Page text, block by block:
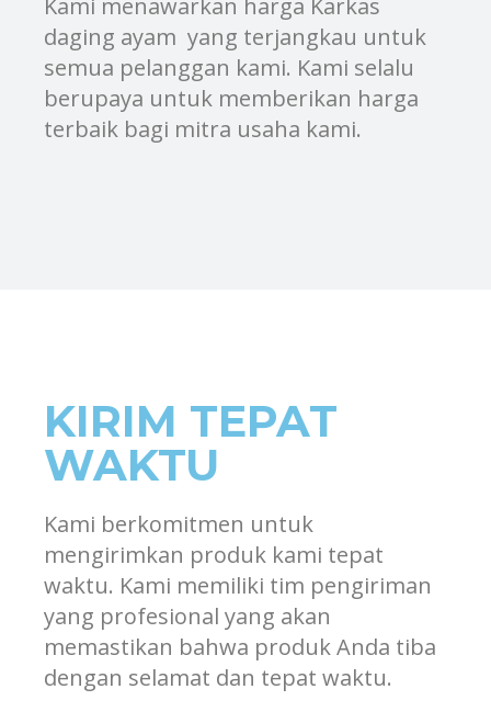
Kami menawarkan harga Karkas
daging ayam yang terjangkau untuk
semua pelanggan kami. Kami selalu
berupaya untuk memberikan harga
terbaik bagi mitra usaha kami.
KIRIM TEPAT
WAKTU
Kami berkomitmen untuk
mengirimkan produk kami tepat
waktu. Kami memiliki tim pengiriman
yang profesional yang akan
memastikan bahwa produk Anda tiba
dengan selamat dan tepat waktu.